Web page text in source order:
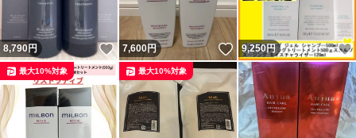
8,790円 いいね！
7,600円 いいね！
9,250円
最大10%対象 最大10%対象